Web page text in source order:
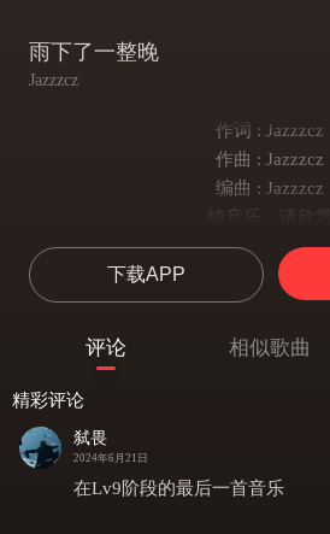
雨下了一整晚
Jazzzcz
作词 : Jazzzcz
作曲 : Jazzzcz
编曲 : Jazzzcz
纯音乐，请欣赏
下载APP
评论 相似歌曲
精彩评论
弑畏
2024年6月21日
在Lv9阶段的最后一首音乐